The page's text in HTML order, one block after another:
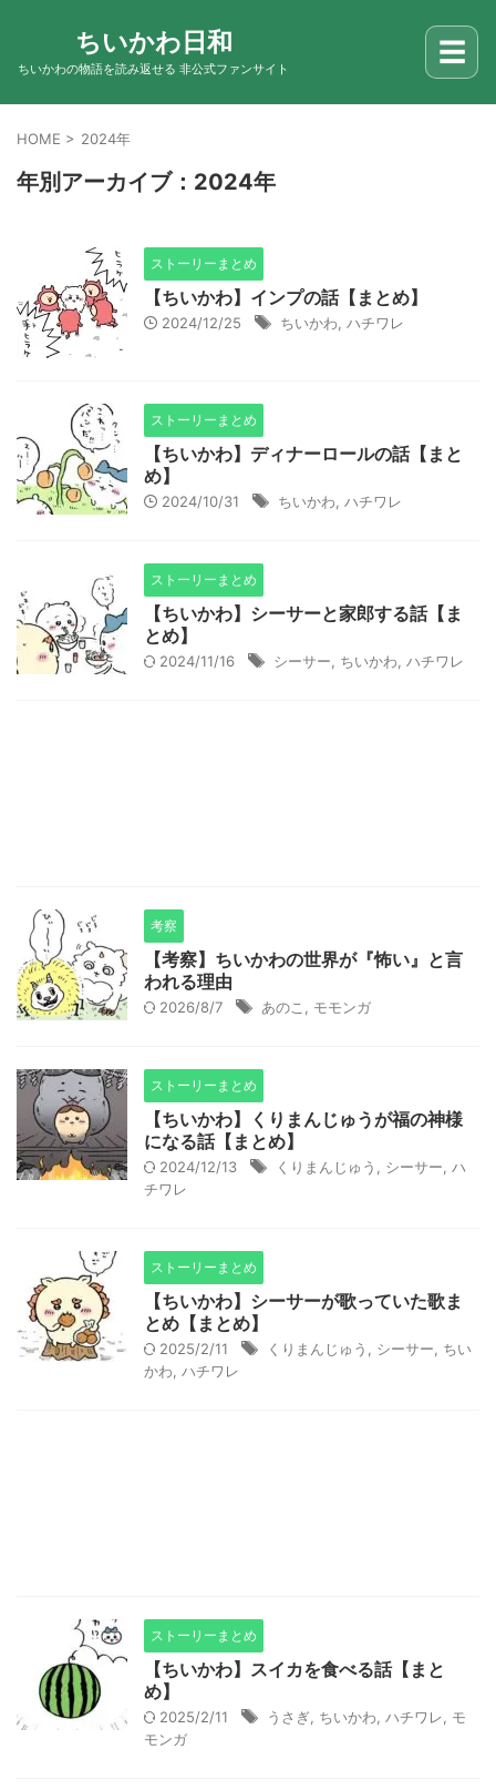
ちいかわ日和
ちいかわの物語を読み返せる 非公式ファンサイト ☰
HOME > 2024年
年別アーカイブ：2024年
ストーリーまとめ
【ちいかわ】インプの話【まとめ】
2024/12/25 ちいかわ ハチワレ
ストーリーまとめ
【ちいかわ】ディナーロールの話【まと
め】
2024/10/31 ちいかわ ハチワレ
ストーリーまとめ
【ちいかわ】シーサーと家郎する話【ま
とめ】
2024/11/16 シーサー ちいかわ ハチワレ
考察
【考察】ちいかわの世界が『怖い』と言
われる理由
2026/8/7 あのこ モモンガ
ストーリーまとめ
【ちいかわ】くりまんじゅうが福の神様
になる話【まとめ】
2024/12/13 くりまんじゅう シーサー ハ
チワレ
ストーリーまとめ
【ちいかわ】シーサーが歌っていた歌ま
とめ【まとめ】
2025/2/11 くりまんじゅう シーサー
ちい
かわ ハチワレ
ストーリーまとめ
【ちいかわ】スイカを食べる話【まと
め】
2025/2/11 うさぎ ちいかわ ハチワレ
モ
モンガ